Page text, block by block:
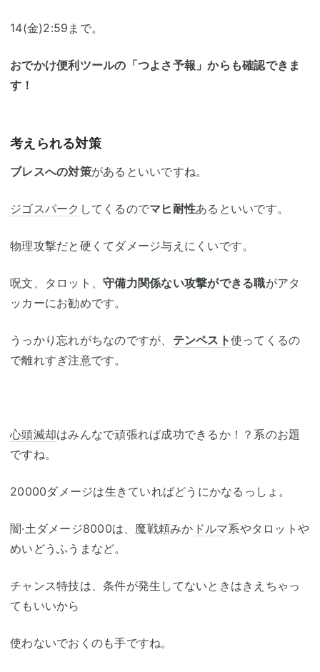
14(金)2:59まで。
おでかけ便利ツールの「つよさ予報」からも確認できま
す！
考えられる対策
ブレスへの対策があるといいですね。
ジゴスパーク してくるのでマヒ耐性あるといいです。
物理攻撃だと硬くてダメージ与えにくいです。
呪文、タロット、 守備力関係ない攻撃ができる職がアタ
ッカーにお勧めです。
うっかり忘れがちなのですが、 テンペスト使ってくるの
で離れすぎ注意です。
心頭滅却はみんなで頑張れば成功できるか！？系のお題
ですね。
20000ダメージは生きていればどうにかなるっしょ。
闇·土ダメージ8000は、魔戦頼みか ドルマ系やタロットや
めいどうふうまなど。
チャンス特技は、条件が発生してないときはきえちゃっ
てもいいから
使わないでおくのも手ですね。